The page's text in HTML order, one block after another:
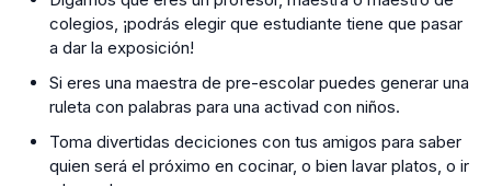
colegios, ¡podrás elegir que estudiante tiene que pasar
a dar la exposición!
Si eres una maestra de pre-escolar puedes generar una
ruleta con palabras para una activad con niños.
Toma divertidas deciciones con tus amigos para saber
quien será el próximo en cocinar, o bien lavar platos, o ir